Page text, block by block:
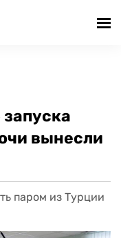
вынесли
паром из Турции